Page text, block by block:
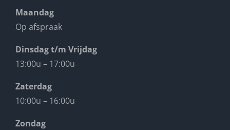
Maandag
Op afspraak
Dinsdag t/m Vrijdag
13:00u – 17:00u
Zaterdag
10:00u – 16:00u
Zondag